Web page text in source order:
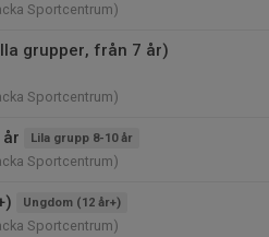
Sportcentrum)
grupper, från 7 år)
Sportcentrum)
Lila grupp 8-10 år
Sportcentrum)
Ungdom (12 år+)
Sportcentrum)